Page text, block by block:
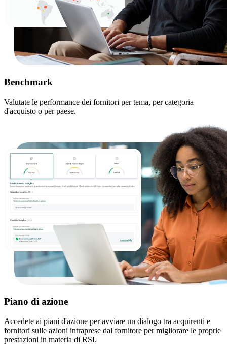
Benchmark
Valutate le performance dei fornitori per tema, per categoria
d'acquisto o per paese.
Piano di azione
Accedete ai piani d'azione per avviare un dialogo tra acquirenti e
fornitori sulle azioni intraprese dal fornitore per migliorare le proprie
prestazioni in materia di RSI.